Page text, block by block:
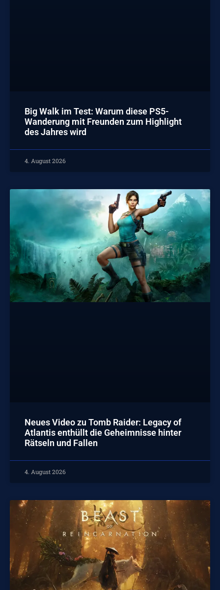
Big Walk im Test: Warum diese PS5-
Wanderung mit Freunden zum Highlight
des Jahres wird
4. August 2026
Neues Video zu Tomb Raider: Legacy of
Atlantis enthüllt die Geheimnisse hinter
Rätseln und Fallen
4. August 2026